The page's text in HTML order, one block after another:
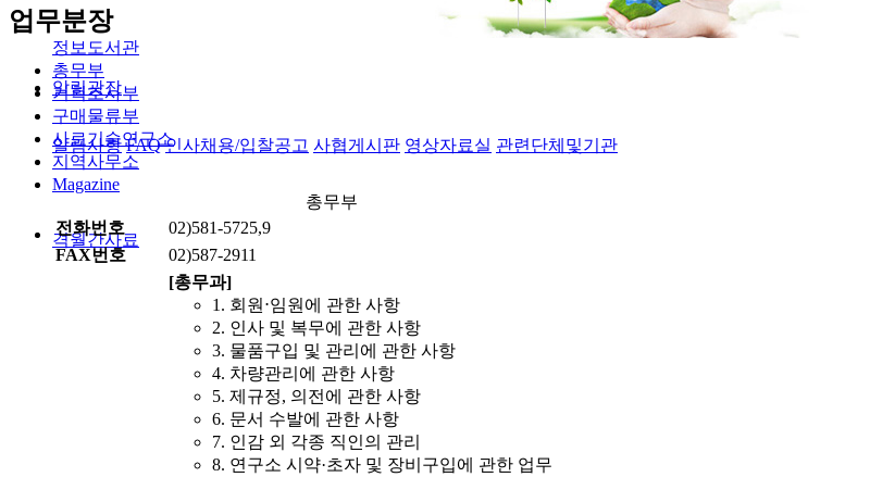
정보도서관
알림광장
알림사항 FAQ 인사채용/입찰공고 사협게시판 영상자료실 관련단체및기관
Magazine
격월간사료
업무분장
총무부
기획조사부
구매물류부
사료기술연구소
지역사무소
총무부
전화번호
02)581-5725,9
FAX번호
02)587-2911
[총무과]
1. 회원⋅임원에 관한 사항
2. 인사 및 복무에 관한 사항
3. 물품구입 및 관리에 관한 사항
4. 차량관리에 관한 사항
5. 제규정, 의전에 관한 사항
6. 문서 수발에 관한 사항
7. 인감 외 각종 직인의 관리
8. 연구소 시약·초자 및 장비구입에 관한 업무